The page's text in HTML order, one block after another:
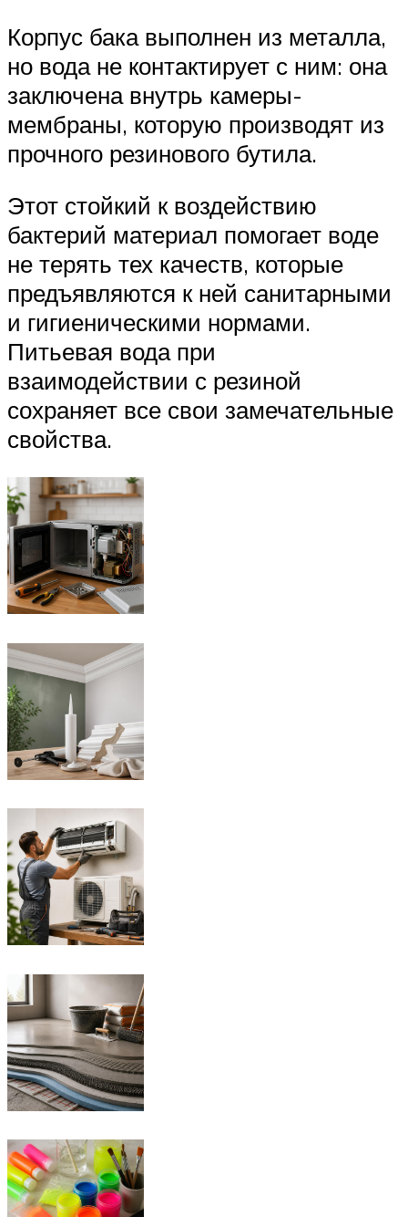
Корпус бака выполнен из металла,
но вода не контактирует с ним: она
заключена внутрь камеры-
мембраны, которую производят из
прочного резинового бутила.
Этот стойкий к воздействию
бактерий материал помогает воде
не терять тех качеств, которые
предъявляются к ней санитарными
и гигиеническими нормами.
Питьевая вода при
взаимодействии с резиной
сохраняет все свои замечательные
свойства.